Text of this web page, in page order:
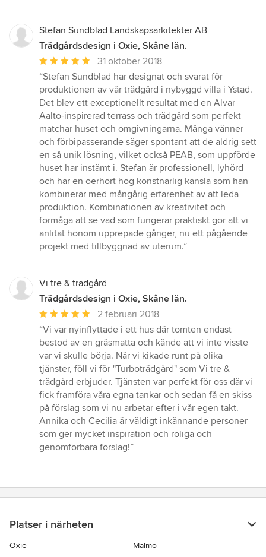
Stefan Sundblad Landskapsarkitekter AB
Trädgårdsdesign i Oxie, Skåne län.
Genomsnittligt
omdöme:
5
av
5
stjärnor
31 oktober 2018
“Stefan Sundblad har designat och svarat för
produktionen av vår trädgård i nybyggd villa i Ystad.
Det blev ett exceptionellt resultat med en Alvar
Aalto-inspirerad terrass och trädgård som perfekt
matchar huset och omgivningarna. Många vänner
och förbipasserande säger spontant att de aldrig sett
en så unik lösning, vilket också PEAB, som uppförde
huset har instämt i. Stefan är professionell, lyhörd
och har en oerhört hög konstnärlig känsla som han
kombinerar med mångårig erfarenhet av att leda
produktion. Kombinationen av kreativitet och
förmåga att se vad som fungerar praktiskt gör att vi
anlitat honom upprepade gånger, nu ett pågående
projekt med tillbyggnad av uterum.”
Vi tre & trädgård
Trädgårdsdesign i Oxie, Skåne län.
Genomsnittligt
omdöme:
5
av
5
stjärnor
2 februari 2018
“Vi var nyinflyttade i ett hus där tomten endast
bestod av en gräsmatta och kände att vi inte visste
var vi skulle börja. När vi kikade runt på olika
tjänster, föll vi för "Turboträdgård" som Vi tre &
trädgård erbjuder. Tjänsten var perfekt för oss där vi
fick framföra våra egna tankar och sedan få en skiss
på förslag som vi nu arbetar efter i vår egen takt.
Annika och Cecilia är väldigt inkännande personer
som ger mycket inspiration och roliga och
genomförbara förslag!”
Platser i närheten
Oxie
Malmö